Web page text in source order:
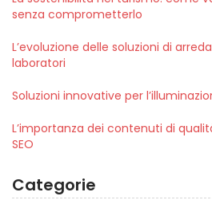
senza comprometterlo
L’evoluzione delle soluzioni di
laboratori
Soluzioni innovative per
L’importanza dei contenuti di
SEO
Categorie